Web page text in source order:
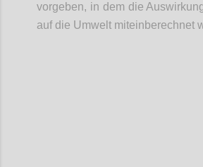
vorgeben, in dem die
auf die Umwelt miteinberechnet